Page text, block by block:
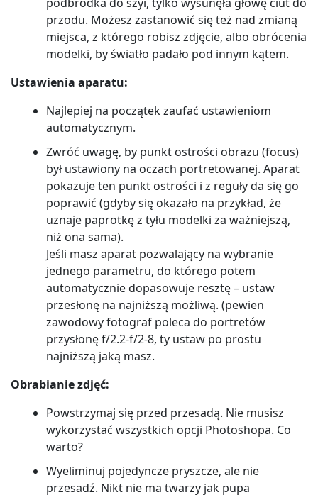
przodu. Możesz zastanowić się też nad zmianą
miejsca, z którego robisz zdjęcie, albo obrócenia
modelki, by światło padało pod innym kątem.
Ustawienia aparatu:
Najlepiej na początek zaufać ustawieniom
automatycznym.
Zwróć uwagę, by punkt ostrości obrazu (focus)
był ustawiony na oczach portretowanej. Aparat
pokazuje ten punkt ostrości i z reguły da się go
poprawić (gdyby się okazało na przykład, że
uznaje paprotkę z tyłu modelki za ważniejszą,
niż ona sama).
Jeśli masz aparat pozwalający na wybranie
jednego parametru, do którego potem
automatycznie dopasowuje resztę – ustaw
przesłonę na najniższą możliwą. (pewien
zawodowy fotograf poleca do portretów
przysłonę f/2.2-f/2-8, ty ustaw po prostu
najniższą jaką masz.
Obrabianie zdjęć:
Powstrzymaj się przed przesadą. Nie musisz
wykorzystać wszystkich opcji Photoshopa. Co
warto?
Wyeliminuj pojedyncze pryszcze, ale nie
przesadź. Nikt nie ma twarzy jak pupa